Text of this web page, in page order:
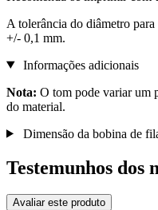
A tolerância do diâmetro
+/- 0,1 mm.
Informações adicionais
Nota: O tom pode variar um
do material.
Dimensão da bobina de
Testemunhos dos
Avaliar este produto